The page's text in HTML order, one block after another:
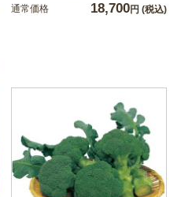
通常価格 18,700円 (税込)